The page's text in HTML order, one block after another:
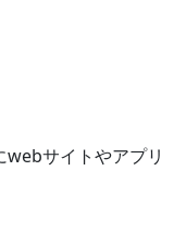
サイトやアプリ